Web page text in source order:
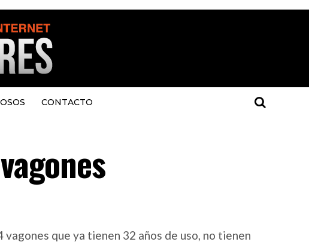
CONTACTO
que ya tienen 32 años de uso, no tienen